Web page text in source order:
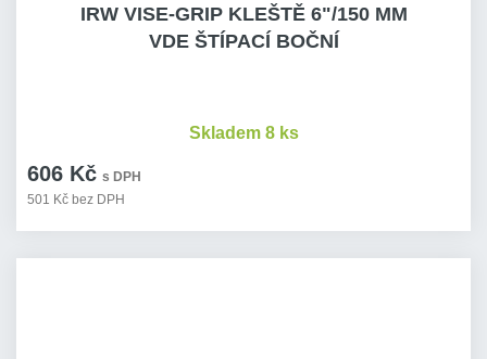
IRW VISE-GRIP KLEŠTĚ 6"/150 MM
VDE ŠTÍPACÍ BOČNÍ
606 Kč s DPH
501 Kč bez DPH
Skladem 8 ks